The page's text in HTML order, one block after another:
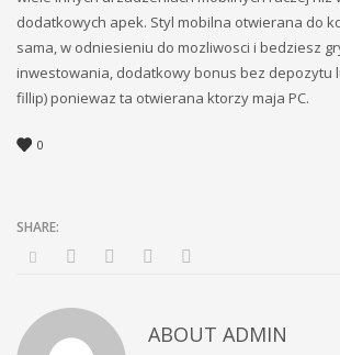
dodatkowych apek. Styl mobilna otwierana do
sama, w odniesieniu do mozliwosci i bedziesz
inwestowania, dodatkowy bonus bez depozytu
fillip) poniewaz ta otwierana ktorzy maja PC.
0
ABOUT ADMIN